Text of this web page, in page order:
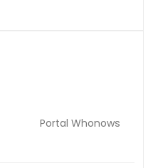
Portal Whonows